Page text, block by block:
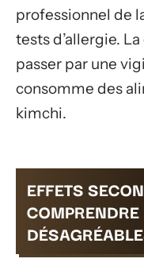
professionnel de
tests d’allergie.
passer par une
consomme des
kimchi.
EFFETS